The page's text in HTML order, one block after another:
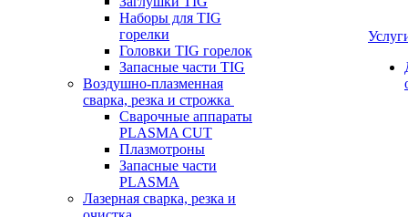
Наборы для TIG
горелки
Головки TIG горелок
Запасные части TIG
Воздушно-плазменная
сварка, резка и строжка
Сварочные аппараты
PLASMA CUT
Плазмотроны
Запасные части
PLASMA
Лазерная сварка, резка и